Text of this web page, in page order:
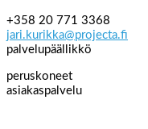
+358 20 771 3368
jari.kurikka@projecta.fi
palvelupäällikkö
peruskoneet
asiakaspalvelu